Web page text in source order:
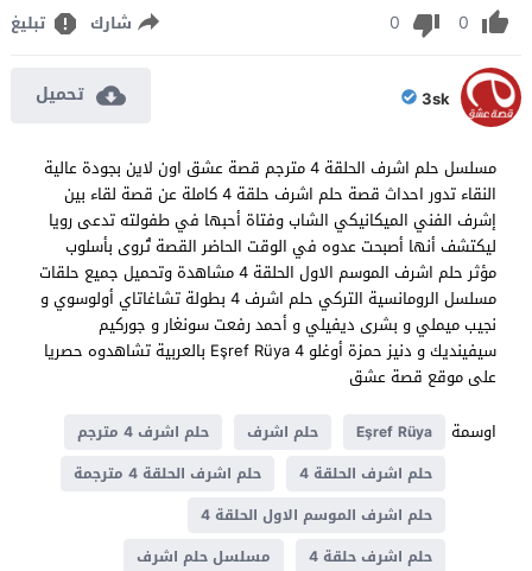
0
0 شارك تبليغ
3sk تحميل
مسلسل حلم اشرف الحلقة 4 مترجم قصة عشق اون لاين بجودة عالية
النقاء تدور احداث قصة حلم اشرف حلقة 4 كاملة عن قصة لقاء بين
إشرف الفني الميكانيكي الشاب وفتاة أحبها في طفولته تدعى رويا
ليكتشف أنها أصبحت عدوه في الوقت الحاضر القصة تُروى بأسلوب
مؤثر حلم اشرف الموسم الاول الحلقة 4 مشاهدة وتحميل جميع حلقات
مسلسل الرومانسية التركي حلم اشرف 4 بطولة تشاغاتاي أولوسوي و
نجيب ميملي و بشرى ديفيلي و أحمد رفعت سونغار و جوركيم
سيفينديك و دنيز حمزة أوغلو Eşref Rüya 4 بالعربية تشاهدوه حصريا
على موقع قصة عشق
اوسمة
Eşref Rüya حلم اشرف
حلم اشرف 4 مترجم
حلم اشرف الحلقة 4
حلم اشرف الحلقة 4 مترجمة
حلم اشرف الموسم الاول الحلقة 4
حلم اشرف حلقة 4
مسلسل حلم اشرف